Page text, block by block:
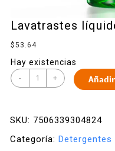
Lavatrastes
$53.64
Hay existencias
- +
SKU: 7506339304824
Categoría: